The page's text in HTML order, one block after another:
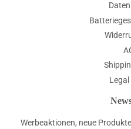
Werbeaktionen, neue